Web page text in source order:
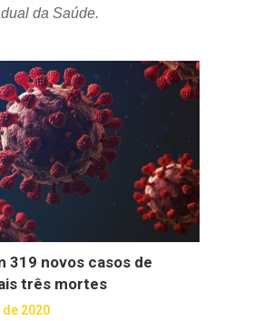
da Saúde.
319 novos casos de
três mortes
2020